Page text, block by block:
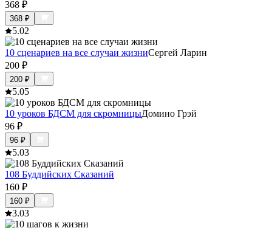
368 ₽
368 ₽
5.02
10 сценариев на все случаи жизниСергей Ларин
200 ₽
200 ₽
5.05
10 уроков БДСМ для скромницыДомино Грэй
96 ₽
96 ₽
5.03
108 Буддийских Сказаний
160 ₽
160 ₽
3.03